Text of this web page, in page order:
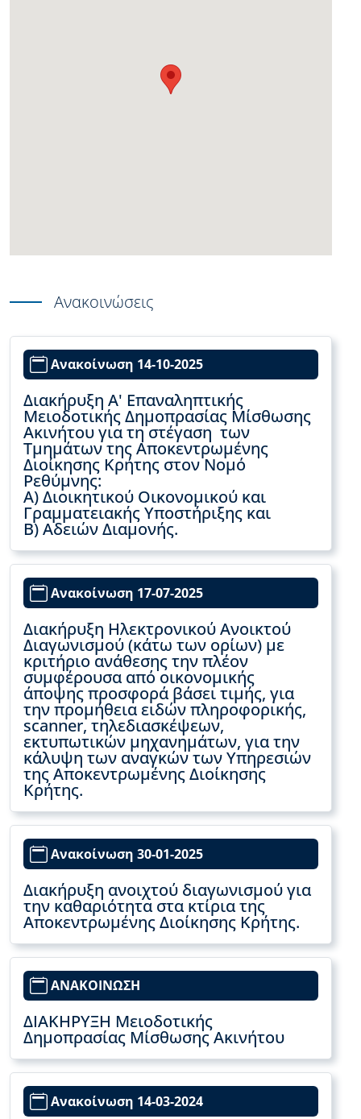
Ανακοινώσεις
Ανακοίνωση 14-10-2025
Διακήρυξη Α' Επαναληπτικής
Μειοδοτικής Δημοπρασίας Μίσθωσης
Ακινήτου για τη στέγαση των
Τμημάτων της Αποκεντρωμένης
Διοίκησης Κρήτης στον Νομό
Ρεθύμνης:
Α) Διοικητικού Οικονομικού και
Γραμματειακής Υποστήριξης και
Β) Αδειών Διαμονής.
Ανακοίνωση 17-07-2025
Διακήρυξη Ηλεκτρονικού Ανοικτού
Διαγωνισμού (κάτω των ορίων) με
κριτήριο ανάθεσης την πλέον
συμφέρουσα από οικονομικής
άποψης προσφορά βάσει τιμής, για
την προμήθεια ειδών πληροφορικής,
scanner, τηλεδιασκέψεων,
εκτυπωτικών μηχανημάτων, για την
κάλυψη των αναγκών των Υπηρεσιών
της Αποκεντρωμένης Διοίκησης
Κρήτης.
Ανακοίνωση 30-01-2025
Διακήρυξη ανοιχτού διαγωνισμού για
την καθαριότητα στα κτίρια της
Αποκεντρωμένης Διοίκησης Κρήτης.
ΑΝΑΚΟΙΝΩΣΗ
ΔΙΑΚΗΡΥΞΗ Μειοδοτικής
Δημοπρασίας Μίσθωσης Ακινήτου
Ανακοίνωση 14-03-2024